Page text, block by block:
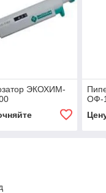
ЭКОХИМ-
ОФ-